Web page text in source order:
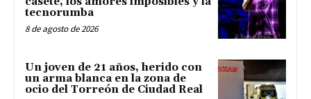
tecnorumba
8 de agosto de 2026
Un joven de 21 años, herido con
un arma blanca en la zona de
ocio del Torreón de Ciudad Real